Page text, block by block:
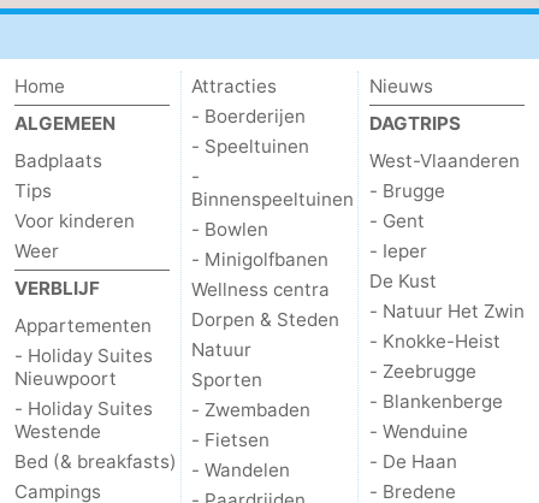
Home
ALGEMEEN
Badplaats
Tips
Voor kinderen
Weer
VERBLIJF
Appartementen
- Holiday Suites
Nieuwpoort
- Holiday Suites
Westende
Bed (& breakfasts)
Campings
Attracties
- Boerderijen
- Speeltuinen
-
Binnenspeeltuinen
- Bowlen
- Minigolfbanen
Wellness centra
Dorpen & Steden
Natuur
Sporten
- Zwembaden
- Fietsen
- Wandelen
Nieuws
DAGTRIPS
West-Vlaanderen
- Brugge
- Gent
- Ieper
De Kust
- Natuur Het Zwin
- Knokke-Heist
- Zeebrugge
- Blankenberge
- Wenduine
- De Haan
- Bredene